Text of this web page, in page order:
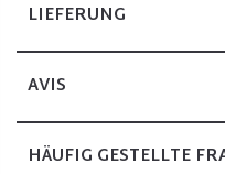
LIEFERUNG
AVIS
HÄUFIG GESTELLTE